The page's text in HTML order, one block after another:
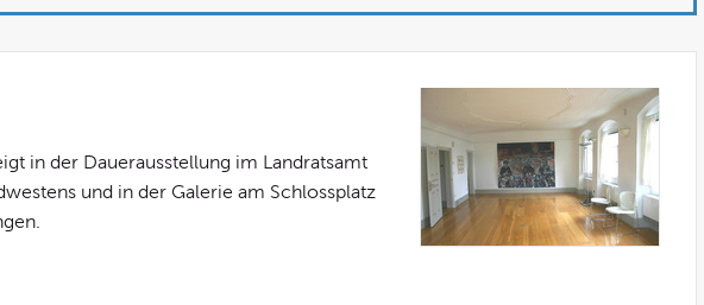
in der Dauerausstellung im Landratsamt
und in der Galerie am Schlossplatz